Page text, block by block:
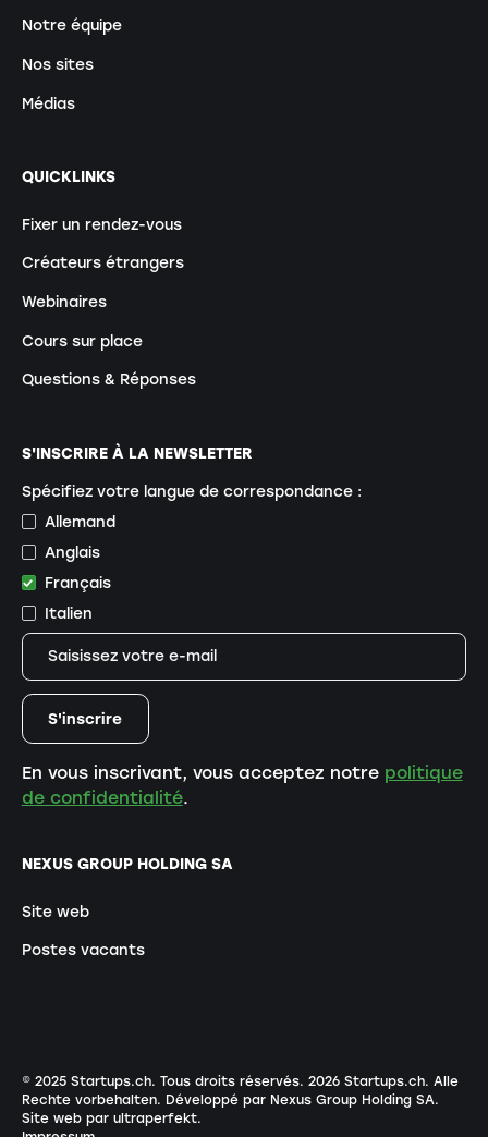
Notre équipe
Nos sites
Médias
QUICKLINKS
Fixer un rendez-vous
Créateurs étrangers
Webinaires
Cours sur place
Questions & Réponses
NEXUS GROUP HOLDING SA
Site web
Postes vacants
S'INSCRIRE À LA NEWSLETTER
Spécifiez votre langue de correspondance :
Allemand
Anglais
Français
Italien
En vous inscrivant, vous acceptez notre politique
de confidentialité.
© 2025 Startups.ch. Tous droits réservés. 2026Startups.ch. Alle
Rechte vorbehalten. Développé par Nexus Group Holding SA.
Site web par ultraperfekt.